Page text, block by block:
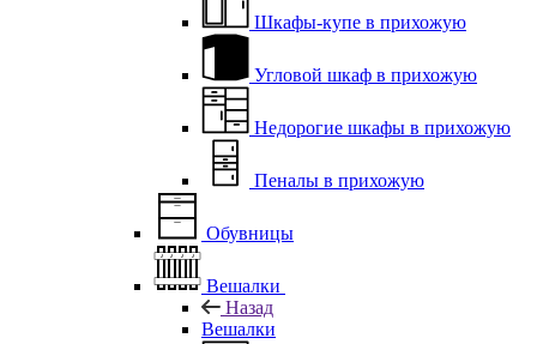
Шкафы-купе в прихожую
Угловой шкаф в прихожую
Недорогие шкафы в прихожую
Пеналы в прихожую
Обувницы
Вешалки
Назад
Вешалки